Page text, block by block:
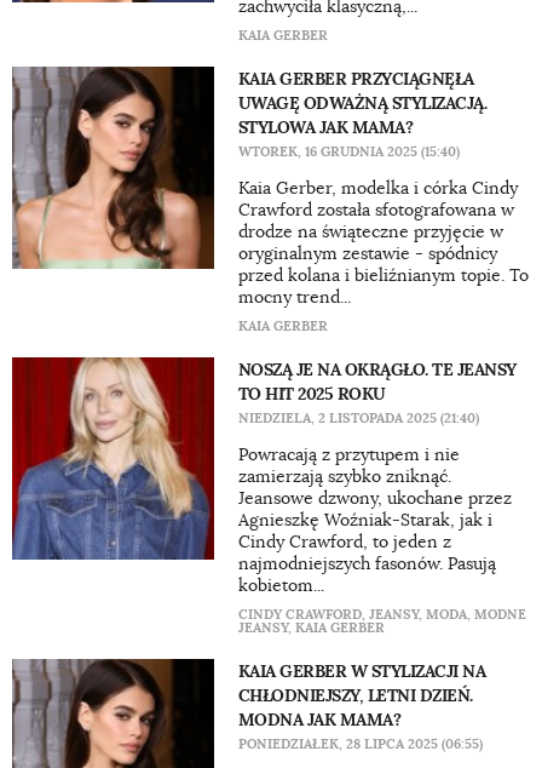
zachwyciła klasyczną,...
KAIA GERBER
KAIA GERBER PRZYCIĄGNĘŁA
UWAGĘ ODWAŻNĄ STYLIZACJĄ.
STYLOWA JAK MAMA?
WTOREK, 16 GRUDNIA 2025 (15:40)
Kaia Gerber, modelka i córka Cindy
Crawford została sfotografowana w
drodze na świąteczne przyjęcie w
oryginalnym zestawie - spódnicy
przed kolana i bieliźnianym topie. To
mocny trend...
KAIA GERBER
NOSZĄ JE NA OKRĄGŁO. TE JEANSY
TO HIT 2025 ROKU
NIEDZIELA, 2 LISTOPADA 2025 (21:40)
Powracają z przytupem i nie
zamierzają szybko zniknąć.
Jeansowe dzwony, ukochane przez
Agnieszkę Woźniak-Starak, jak i
Cindy Crawford, to jeden z
najmodniejszych fasonów. Pasują
kobietom...
CINDY CRAWFORD, JEANSY, MODA, MODNE
JEANSY, KAIA GERBER
KAIA GERBER W STYLIZACJI NA
CHŁODNIEJSZY, LETNI DZIEŃ.
MODNA JAK MAMA?
PONIEDZIAŁEK, 28 LIPCA 2025 (06:55)